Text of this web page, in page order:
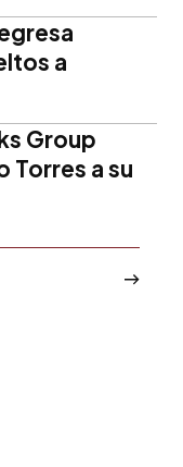
a
Group
Torres a su